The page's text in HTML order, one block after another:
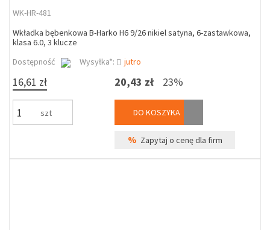
WK-HR-481
Wkładka bębenkowa B-Harko H6 9/26 nikiel satyna, 6-zastawkowa,
klasa 6.0, 3 klucze
Dostępność
Wysyłka*: jutro
16,61 zł
szt
20,43 zł 23%
DO KOSZYKA
% Zapytaj o cenę dla firm